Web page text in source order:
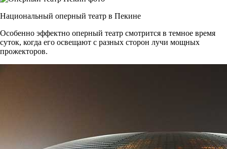
Национальный оперный театр в Пекине
Особенно эффектно оперный театр смотрится в темное время
суток, когда его освещают с разных сторон лучи мощных
прожекторов.